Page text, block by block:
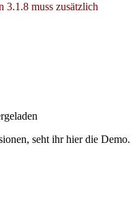
3.1.8 muss zusätzlich
seht ihr hier die Demo.